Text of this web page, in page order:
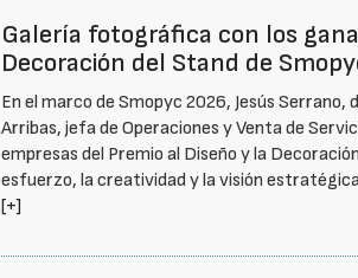
Galería fotográfica con los
Decoración del Stand de
En el marco de Smopyc 2026, Jesús
Arribas, jefa de Operaciones y Venta de
empresas del Premio al Diseño y la
esfuerzo, la creatividad y la visión
[+]